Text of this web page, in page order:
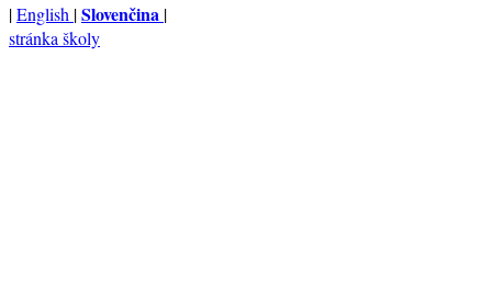
|English |Slovenčina |
stránka školy